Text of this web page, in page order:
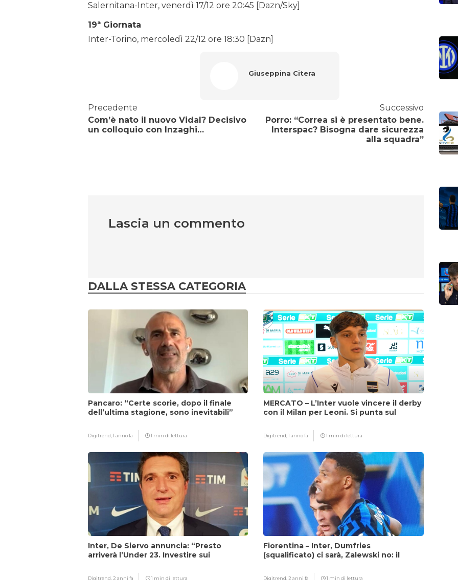
Salernitana-Inter, venerdì 17/12 ore 20:45 [Dazn/Sky]
19ª Giornata
Inter-Torino, mercoledì 22/12 ore 18:30 [Dazn]
Giuseppina Citera
Precedente
Com’è nato il nuovo Vidal? Decisivo
un colloquio con Inzaghi…
Successivo
Porro: “Correa si è presentato bene.
Interspac? Bisogna dare sicurezza
alla squadra”
Lascia un commento
DALLA STESSA CATEGORIA
Pancaro: “Certe scorie, dopo il finale
dell’ultima stagione, sono inevitabili”
Digitrend,1 anno fa 1 min di lettura
MERCATO – L’Inter vuole vincere il derby
con il Milan per Leoni. Si punta sul
Digitrend,1 anno fa 1 min di lettura
Inter, De Siervo annuncia: “Presto
arriverà l’Under 23. Investire sui
Digitrend,2 anni fa 1 min di lettura
Fiorentina – Inter, Dumfries
(squalificato) ci sarà, Zalewski no: il
Digitrend,2 anni fa 1 min di lettura